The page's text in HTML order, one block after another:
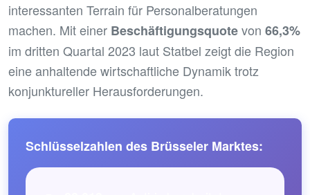
interessanten Terrain für Personalberatungen
machen. Mit einer Beschäftigungsquotevon 66,3%
im dritten Quartal 2023 laut Statbel zeigt die Region
eine anhaltende wirtschaftliche Dynamik trotz
konjunktureller Herausforderungen.
Schlüsselzahlen des Brüsseler Marktes: